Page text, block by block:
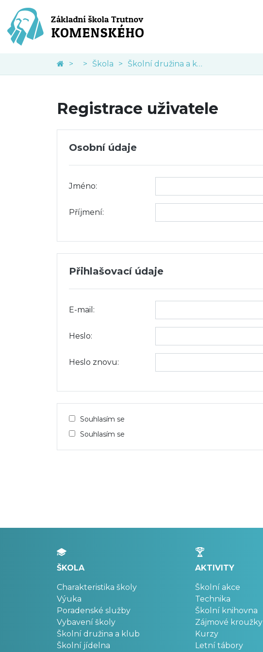
Škola Školní družina a klub
Registrace uživatele
Osobní údaje
Jméno:
Příjmení:
Přihlašovací údaje
E-mail:
Heslo:
Heslo znovu:
Souhlasím se
Souhlasím se
ŠKOLA
Charakteristika školy
Výuka
Poradenské služby
Vybavení školy
Školní družina a klub
Školní jídelna
AKTIVITY
Školní akce
Technika
Školní knihovna
Zájmové kroužky
Kurzy
Letní tábory